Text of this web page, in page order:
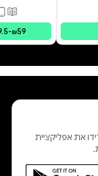
זמינים
מודפס
-₪59
את אפליקציית